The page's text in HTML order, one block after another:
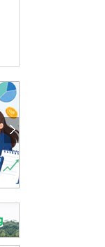
엘리트 자평해온 市 공무원…생중계 회의서 능력 입증을